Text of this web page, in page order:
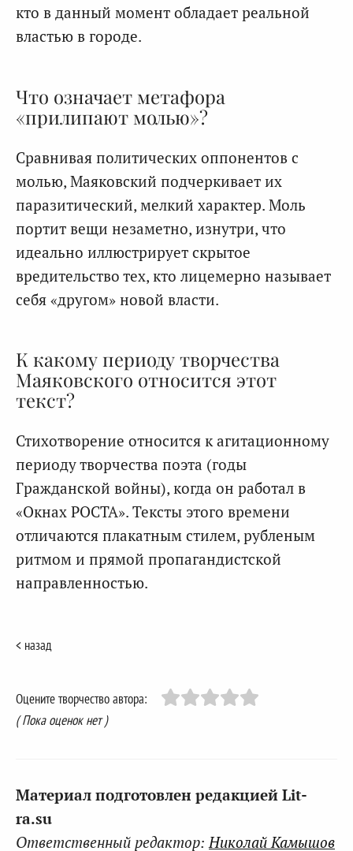
кто в данный момент обладает реальной
властью в городе.
Что означает метафора
«прилипают молью»?
Сравнивая политических оппонентов с
молью, Маяковский подчеркивает их
паразитический, мелкий характер. Моль
портит вещи незаметно, изнутри, что
идеально иллюстрирует скрытое
вредительство тех, кто лицемерно называет
себя «другом» новой власти.
К какому периоду творчества
Маяковского относится этот
текст?
Стихотворение относится к агитационному
периоду творчества поэта (годы
Гражданской войны), когда он работал в
«Окнах РОСТА». Тексты этого времени
отличаются плакатным стилем, рубленым
ритмом и прямой пропагандистской
направленностью.
< назад
Оцените творчество автора:
( Пока оценок нет )
Материал подготовлен редакцией Lit-
ra.su
Ответственный редактор: Николай Камышов